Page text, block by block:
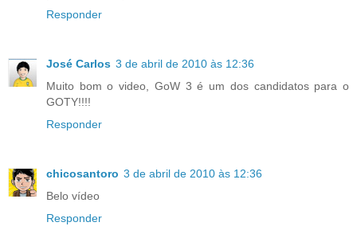
Responder
José Carlos 3 de abril de 2010 às 12:36
Muito bom o video, GoW 3 é um dos candidatos para o
GOTY!!!!
Responder
chicosantoro 3 de abril de 2010 às 12:36
Belo vídeo
Responder